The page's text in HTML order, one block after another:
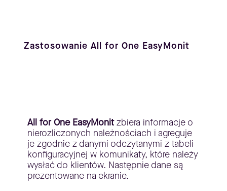
Zastosowanie All for One EasyMonit
All for One EasyMonitzbiera informacje o
nierozliczonych należnościach i agreguje
je zgodnie z danymi odczytanymi z tabeli
konfiguracyjnej w komunikaty, które należy
wysłać do klientów. Następnie dane są
prezentowane na ekranie.